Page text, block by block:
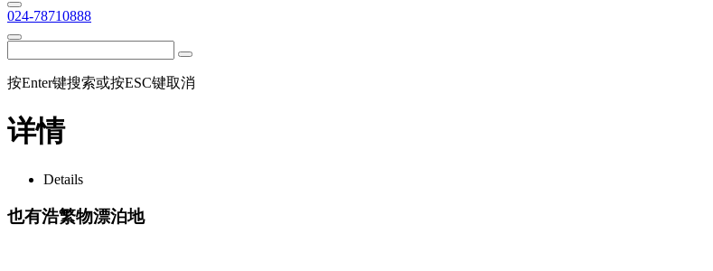
024-78710888
按Enter键搜索或按ESC键取消
详情
Details
也有浩繁物漂泊地